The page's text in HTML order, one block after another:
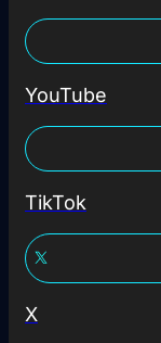
YouTube
TikTok
X